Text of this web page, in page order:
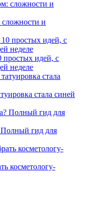
сложности и
простых идей, с
неделе
стала синей
Полный гид для
косметологу-